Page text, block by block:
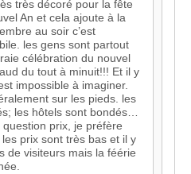
très décoré pour la fête
An et cela ajoute à la
au soir c’est
les gens sont partout
célébration du nouvel
du tout à minuit!!! Et il y
impossible à imaginer.
sur les pieds. les
les hôtels sont bondés…
prix, je préfère
prix sont très bas et il y
de visiteurs mais la féérie